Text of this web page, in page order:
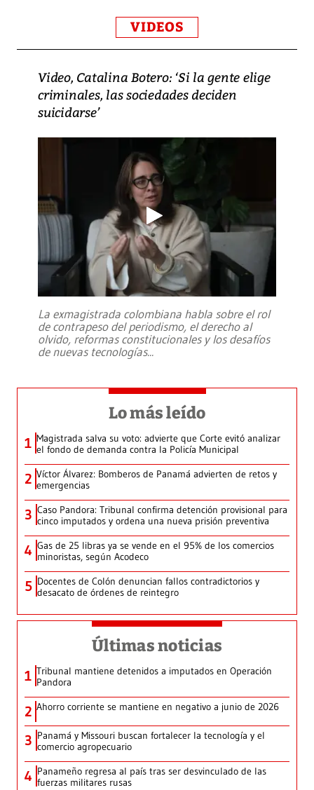
VIDEOS
Video, Catalina Botero: ‘Si la gente elige
criminales, las sociedades deciden
suicidarse’
La exmagistrada colombiana habla sobre el rol
de contrapeso del periodismo, el derecho al
olvido, reformas constitucionales y los desafíos
de nuevas tecnologías...
Lo más leído
1 Magistrada salva su voto: advierte que Corte evitó analizar
el fondo de demanda contra la Policía Municipal
2 Víctor Álvarez: Bomberos de Panamá advierten de retos y
emergencias
3 Caso Pandora: Tribunal confirma detención provisional para
cinco imputados y ordena una nueva prisión preventiva
4 Gas de 25 libras ya se vende en el 95% de los comercios
minoristas, según Acodeco
5 Docentes de Colón denuncian fallos contradictorios y
desacato de órdenes de reintegro
Últimas noticias
1 Tribunal mantiene detenidos a imputados en Operación
Pandora
2 Ahorro corriente se mantiene en negativo a junio de 2026
3 Panamá y Missouri buscan fortalecer la tecnología y el
comercio agropecuario
4 Panameño regresa al país tras ser desvinculado de las
fuerzas militares rusas